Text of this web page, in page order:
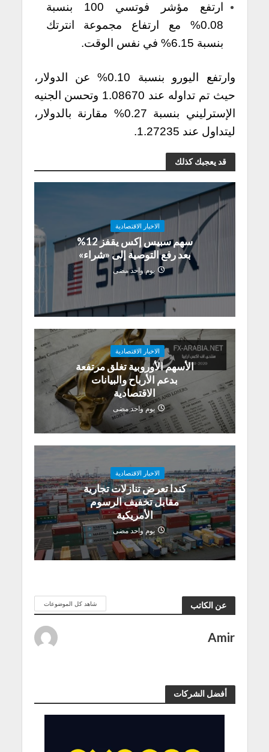
ارتفع مؤشر فوتسي 100 بنسبة
0.08% مع ارتفاع مجموعة انترتك
بنسبة 6.15% في نفس الوقت.
وارتفع اليورو بنسبة 0.10% عن الدولار،
حيث تم تداوله عند 1.08670 وتحسن الجنيه
الإسترليني بنسبة 0.27% مقارنة بالدولار،
ليتداول عند 1.27235.
قد يعجبك كذلك
الاخبار الاقتصادية
سهم سبيس إكس يقفز 12%
بعد رفع التوصية إلى «شراء»
يوم واحد مضى
الاخبار الاقتصادية
الأسهم الأوروبية تغلق مرتفعة
بدعم الأرباح والبيانات
الاقتصادية
يوم واحد مضى
الاخبار الاقتصادية
كندا تعرض تنازلات تجارية
مقابل تخفيف الرسوم
الأمريكية
يوم واحد مضى
عن الكاتب شاهد كل الموضوعات
Amir
أفضل الشركات